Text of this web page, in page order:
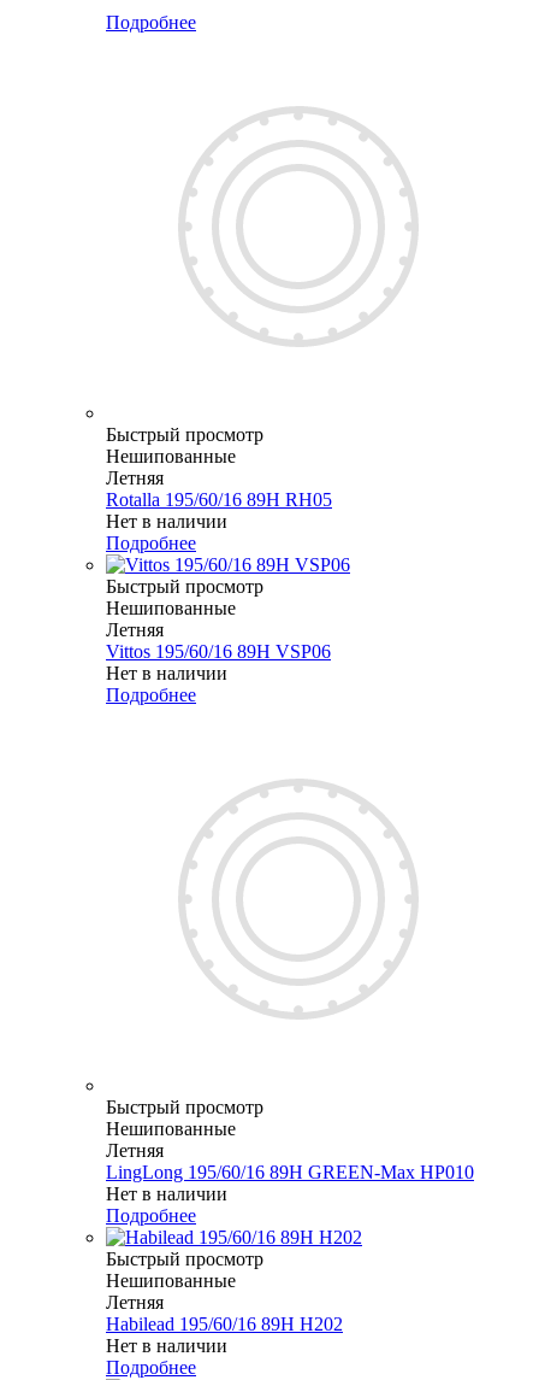
Подробнее
Быстрый просмотр
Нешипованные
Летняя
Rotalla 195/60/16 89H RH05
Нет в наличии
Подробнее
Быстрый просмотр
Нешипованные
Летняя
Vittos 195/60/16 89H VSP06
Нет в наличии
Подробнее
Быстрый просмотр
Нешипованные
Летняя
LingLong 195/60/16 89H GREEN-Max HP010
Нет в наличии
Подробнее
Быстрый просмотр
Нешипованные
Летняя
Habilead 195/60/16 89H H202
Нет в наличии
Подробнее